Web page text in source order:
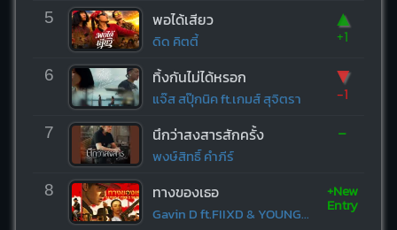
5 พอได้เสียว
ดิด คิตตี้
▲
+1
6 ทิ้งกันไม่ได้หรอก
แจ๊ส สปุ๊กนิค ft.เกมส์ สุจิตรา
▼
-1
7 นึกว่าสงสารสักครั้ง
พงษ์สิทธิ์ คำภีร์
-
8 ทางของเธอ
Gavin D ft.FIIXD & YOUNGOHM
+New
Entry